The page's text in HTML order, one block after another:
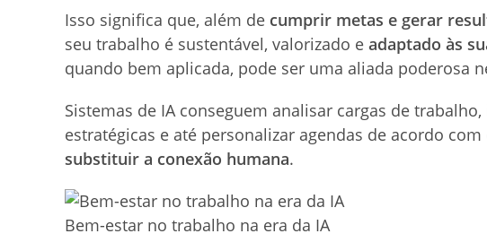
Isso significa que, além de cumprir metas e gerar
seu trabalho é sustentável, valorizado e adaptado às
quando bem aplicada, pode ser uma aliada poderosa
Sistemas de IA conseguem analisar cargas de
estratégicas e até personalizar agendas de acordo
substituir a conexão humana.
Bem-estar no trabalho na era da IA